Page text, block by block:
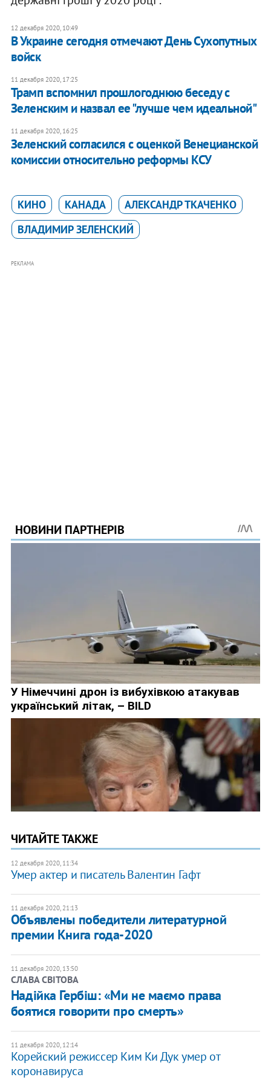
12 декабря 2020, 10:49
В Украине сегодня отмечают День Сухопутных
войск
11 декабря 2020, 17:25
Трамп вспомнил прошлогоднюю беседу с
Зеленским и назвал ее "лучше чем идеальной"
11 декабря 2020, 16:25
Зеленский согласился с оценкой Венецианской
комиссии относительно реформы КСУ
КИНО КАНАДА
АЛЕКСАНДР ТКАЧЕНКО
ВЛАДИМИР ЗЕЛЕНСКИЙ
РЕКЛАМА
ЧИТАЙТЕ ТАКЖЕ
12 декабря 2020, 11:34
Умер актер и писатель Валентин Гафт
11 декабря 2020, 21:13
Объявлены победители литературной
премии Книга года-2020
11 декабря 2020, 13:50
СЛАВА СВІТОВА
Надійка Гербіш: «Ми не маємо права
боятися говорити про смерть»
11 декабря 2020, 12:14
Корейский режиссер Ким Ки Дук умер от
коронавируса